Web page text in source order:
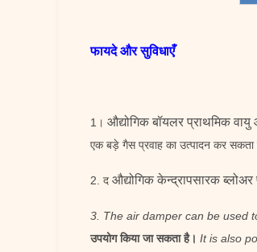
फायदे और सुविधाएँ
1। औद्योगिक बॉयलर प्राथमिक
एक बड़े गैस प्रवाह का उत्पादन कर सकता
2. द औद्योगिक केन्द्रापसारक
3. The air damper can be used
उपयोग किया जा सकता है। It is also